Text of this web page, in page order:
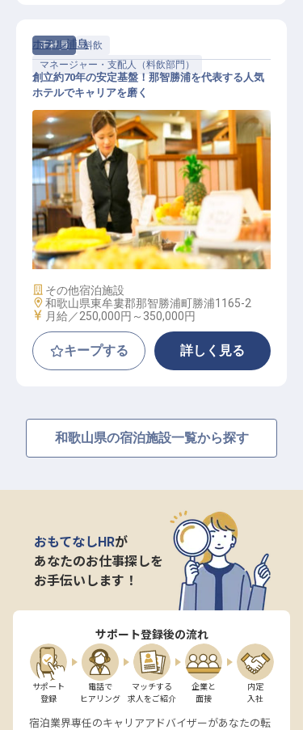
正社員
料飲
マネージャー・支配人（料飲部門）
料飲担当 係長│月給25万～／経験
者／賞与年2回／単身寮月8,000円
ホテル浦島
創立約70年の安定基盤！那智勝浦を代表する人気
ホテルでキャリアを磨く
施設業態
その他宿泊施設
勤務地
和歌山県東牟婁郡那智勝浦町勝浦1165-2
給与
月給／250,000円～ 350,000円
キープする 詳しく見る
和歌山県の宿泊施設一覧から探す
おもてなしHRが
あなたのお仕事探しを
お手伝いします！
サポート登録後の流れ
サポート
登録
電話で
ヒアリング
マッチする
求人をご紹介
企業と
面接
内定
入社
宿泊業界専任のキャリアアドバイザーがあなたの転